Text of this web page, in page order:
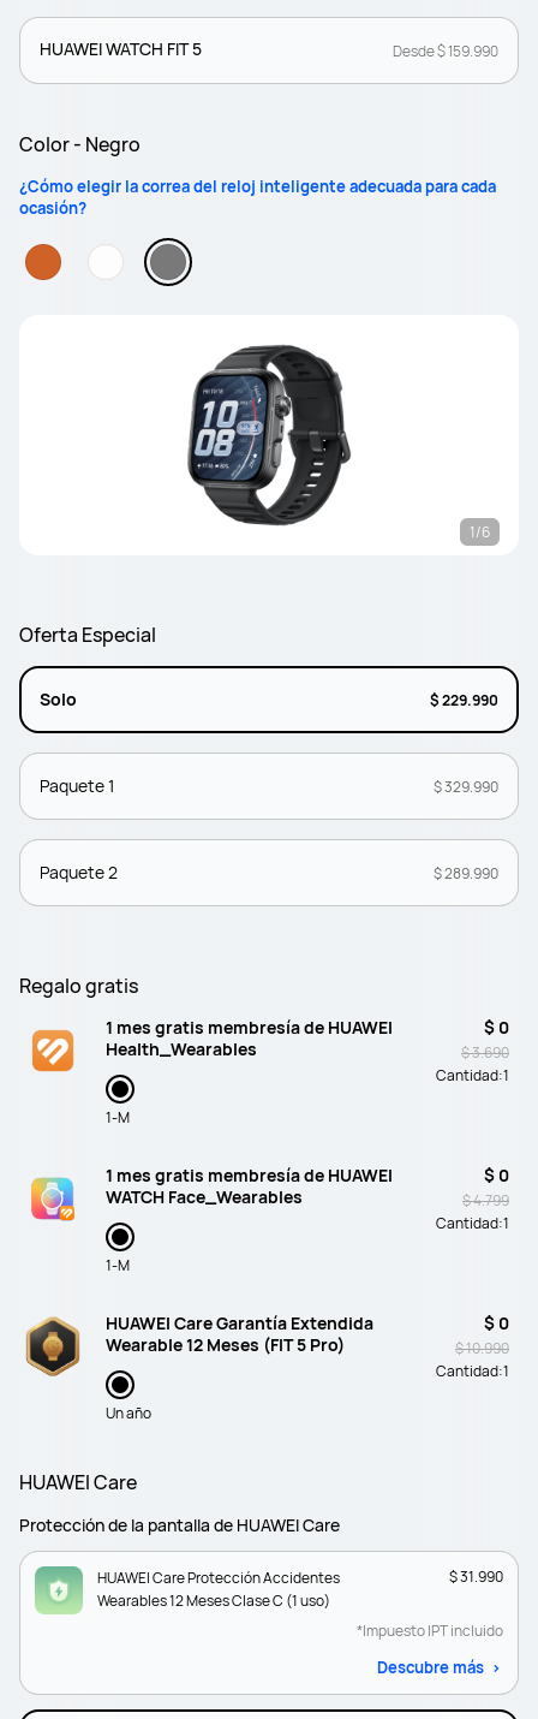
HUAWEI WATCH FIT 5 Desde $ 159.990
Color - Negro
¿Cómo elegir la correa del reloj inteligente adecuada para cada
ocasión?
1/6
Oferta Especial
Solo $ 229.990
Paquete 1 $ 329.990
Paquete 2 $ 289.990
Regalo gratis
1 mes gratis membresía de HUAWEI
Health_Wearables
1-M
$ 0
$ 3.690
Cantidad:1
1 mes gratis membresía de HUAWEI
WATCH Face_Wearables
1-M
$ 0
$ 4.799
Cantidad:1
HUAWEI Care Garantía Extendida
Wearable 12 Meses (FIT 5 Pro)
Un año
$ 0
$ 10.990
Cantidad:1
HUAWEI Care
Protección de la pantalla de HUAWEI Care
HUAWEI Care Protección Accidentes
Wearables 12 Meses Clase C (1 uso)
$ 31.990
*Impuesto IPT incluido
Descubre más